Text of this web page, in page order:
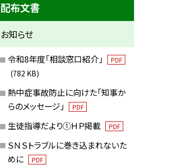
配布文書
お知らせ
令和8年度「相談窓口紹介」 PDF
(782 KB)
熱中症事故防止に向けた「知事か
らのメッセージ」
PDF
生徒指導だより①ＨＰ掲載 PDF
ＳＮＳトラブルに巻き込まれないた
めに
PDF